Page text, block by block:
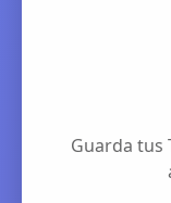
Guarda tus